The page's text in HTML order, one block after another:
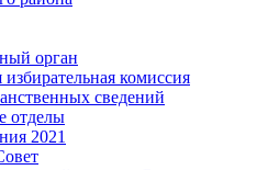
орган
комиссия
сведений
отделы
2021